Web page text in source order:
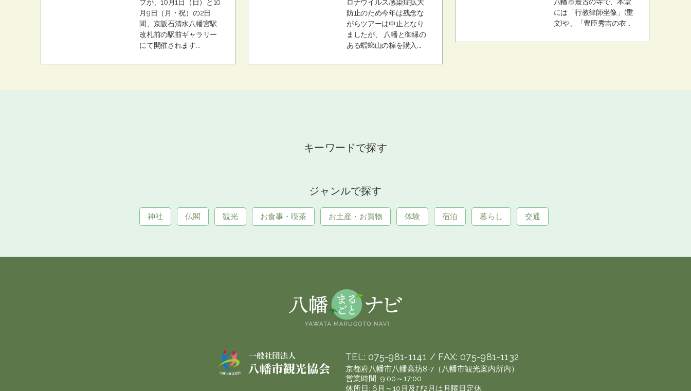
プが、10月1日（日）と10
月9日（月・祝）の2日
間、京阪石清水八幡宮駅
改札前の駅前ギャラリー
にて開催されます...
ロナウイルス感染症拡大
防止のため今年は残念な
がらツアーは中止となり
ましたが、 八幡と御縁の
ある蟷螂山の粽を購入...
には「行教律師坐像」(重
文)や、「豊臣秀吉の衣...
キーワードで探す
ジャンルで探す
神社 仏閣 観光 お食事・喫茶 お土産・お買物 体験 宿泊 暮らし 交通
TEL: 075-981-1141 / FAX:075-981-1132
京都府八幡市八幡高坊8-7（八幡市観光案内所内）
営業時間: 9:00～17:00
休所日: 6月～10月及び2月は月曜日定休